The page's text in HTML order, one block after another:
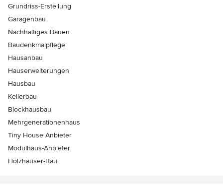
Grundriss-Erstellung
Garagenbau
Nachhaltiges Bauen
Baudenkmalpflege
Hausanbau
Hauserweiterungen
Hausbau
Kellerbau
Blockhausbau
Mehrgenerationenhaus
Tiny House Anbieter
Modulhaus-Anbieter
Holzhäuser-Bau